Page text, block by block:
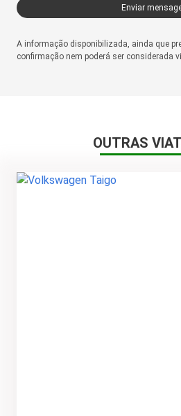
Tomada de
Lane
Enviar
A informação disponibilizada, ainda que
confirmação nem poderá ser considerada
OUTRAS